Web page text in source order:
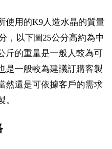
使用的K9人造水晶的質量
，以下圖25公分高約為中
斤的重量是一般人較為可
是一般較為建議訂購客製
然還是可依據客戶的需求